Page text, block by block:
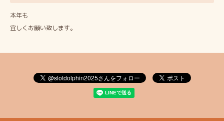
本年も
宜しくお願い致します。